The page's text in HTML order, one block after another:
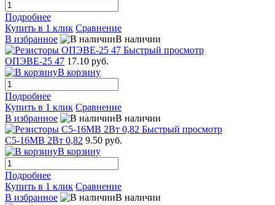
Подробнее
Купить в 1 клик Сравнение
В избранное
В наличии
Быстрый просмотр
ОПЭВЕ-25 47 17.10 руб.
В корзину
Подробнее
Купить в 1 клик Сравнение
В избранное
В наличии
Быстрый просмотр
С5-16МВ 2Вт 0,82 9.50 руб.
В корзину
Подробнее
Купить в 1 клик Сравнение
В избранное
В наличии